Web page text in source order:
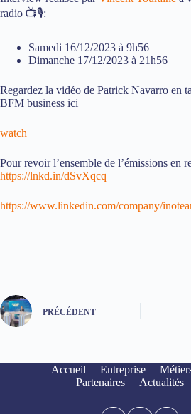
radio 📺🎙:
Samedi 16/12/2023 à 9h56
Dimanche 17/12/2023 à 21h56
Regardez la vidéo de Patrick Navarro en
BFM business ici
watch
Pour revoir l’ensemble de l’émissions en
https://lnkd.in/dSvXqcq
https://www.linkedin.com/company/
PRÉCÉDENT
Accueil Entreprise
Partenaires
Actualités